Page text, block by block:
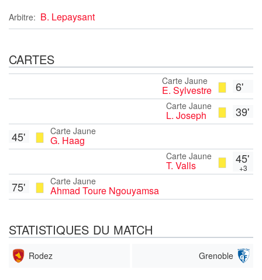
Arbitre: B. Lepaysant
CARTES
6'
Carte Jaune
E. Sylvestre
39'
Carte Jaune
L. Joseph
Carte Jaune
G. Haag
45'
45'
+3
Carte Jaune
T. Valls
Carte Jaune
Ahmad Toure Ngouyamsa
75'
STATISTIQUES DU MATCH
Rodez Grenoble